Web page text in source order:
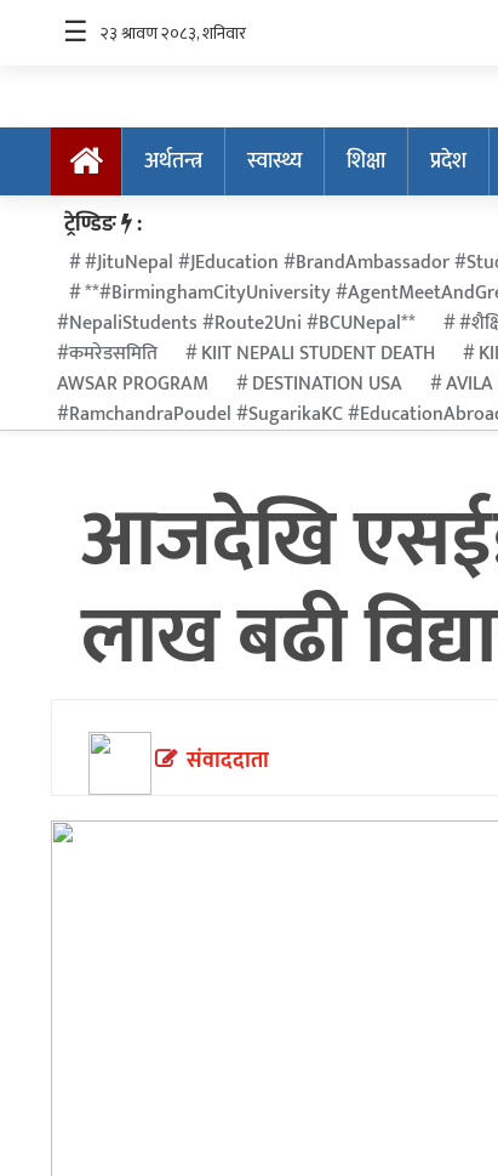
अर्थतन्त्र
स्वास्थ्य
शिक्षा
प्रदेश
खेलकुद
अन्तर्राष्ट्रिय
विचार
☰
अर्थतन्त्र स्वास्थ्य शिक्षा प्रदेश
ट्रेण्डिङ :
#JituNepal #JEducation #BrandAmbassador
**#BirminghamCityUniversity
#NepaliStudents #Route2Uni #BCUNepal**
#कमरेडसमिति
KIIT NEPALI STUDENT DEATH
AWSAR PROGRAM
DESTINATION USA
#RamchandraPoudel #SugarikaKC
आजदेखि एसईई
लाख बढी
संवाददाता